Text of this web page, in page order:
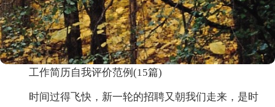
工作简历自我评价范例(15篇)
时间过得飞快，新一轮的招聘又朝我们走来，是时